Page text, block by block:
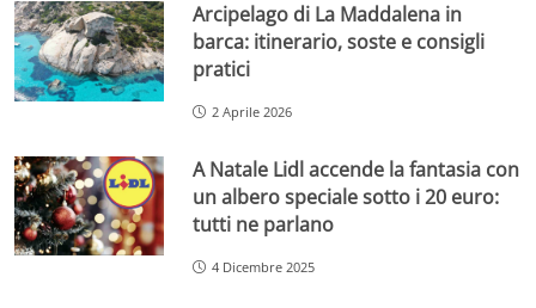
Arcipelago di La Maddalena in
barca: itinerario, soste e consigli
pratici
2 Aprile 2026
A Natale Lidl accende la fantasia con
un albero speciale sotto i 20 euro:
tutti ne parlano
4 Dicembre 2025